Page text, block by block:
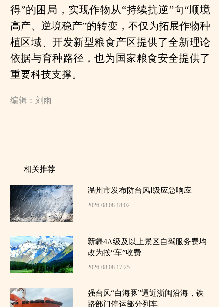
得”的困局，实现作物从“持续抗逆”向“顺境
高产、逆境稳产”的转变，不仅为拓展作物种
植区域、开发新型粮食产区提供了全新理论
依据与育种路径，也为国家粮食安全提供了
重要科技支撑。
编辑：刘雨
相关推荐
温州市发布防台风Ⅰ级应急响应
2026-08-08 18:02
新疆4A级及以上景区自驾服务费均
改为按“车”收费
2026-08-08 17:25
强台风“白海豚”逼近浙闽沿海，铁
路部门停运部分列车